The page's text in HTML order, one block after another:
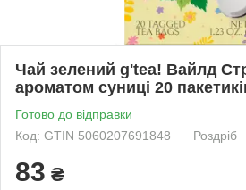
Чай зелений g'tea! Вайлд
ароматом суниці 20
Готово до відправки
Код: GTIN 5060207691848
Роздріб
83 ₴